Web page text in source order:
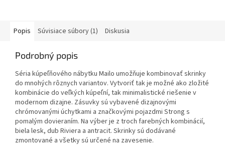
Popis Súvisiace súbory (1) Diskusia
Podrobný popis
Séria kúpeľňového nábytku Mailo umožňuje kombinovať skrinky
do mnohých rôznych variantov. Vytvoriť tak je možné ako zložité
kombinácie do veľkých kúpeľní, tak minimalistické riešenie v
modernom dizajne. Zásuvky sú vybavené dizajnovými
chrómovanými úchytkami a značkovými pojazdmi Strong s
pomalým dovieraním. Na výber je z troch farebných kombinácií,
biela lesk, dub Riviera a antracit. Skrinky sú dodávané
zmontované a všetky sú určené na zavesenie.